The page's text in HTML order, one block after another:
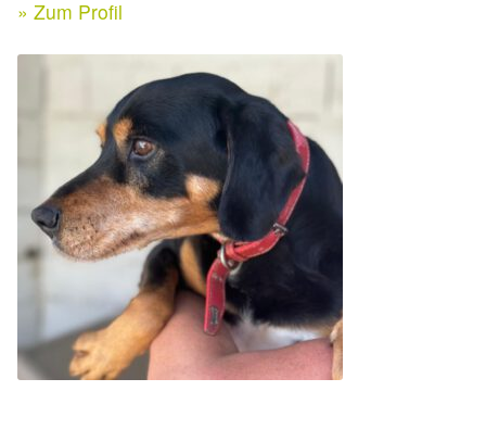
Aktuelle Spenden 2026
Ihre/Eure Spenden – Januar bis Juni 2026
Spenden 2025
Juli bis Dezember 2025
Januar bis Juni 2025
Spenden 2024
Kontakt & Rechtliches
Instagram
» Zum Profil